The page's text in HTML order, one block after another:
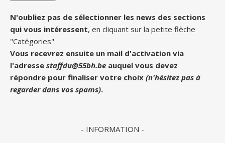
N'oubliez pas de sélectionner les news des sections
qui vous intéressent, en cliquant sur la petite flèche
"Catégories".
Vous recevrez ensuite un mail d'activation via
l'adresse staffdu@55bh.be auquel vous devez
répondre pour finaliser votre choix (n'hésitez pas à
regarder dans vos spams).
- INFORMATION -